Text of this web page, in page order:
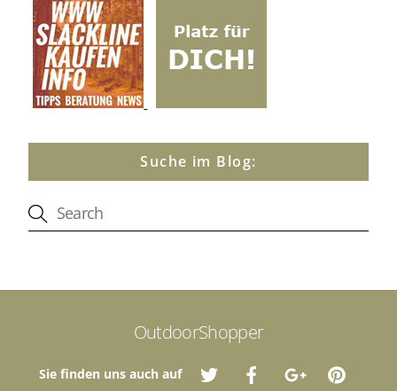
Suche im Blog:
OutdoorShopper
Sie finden uns auch auf